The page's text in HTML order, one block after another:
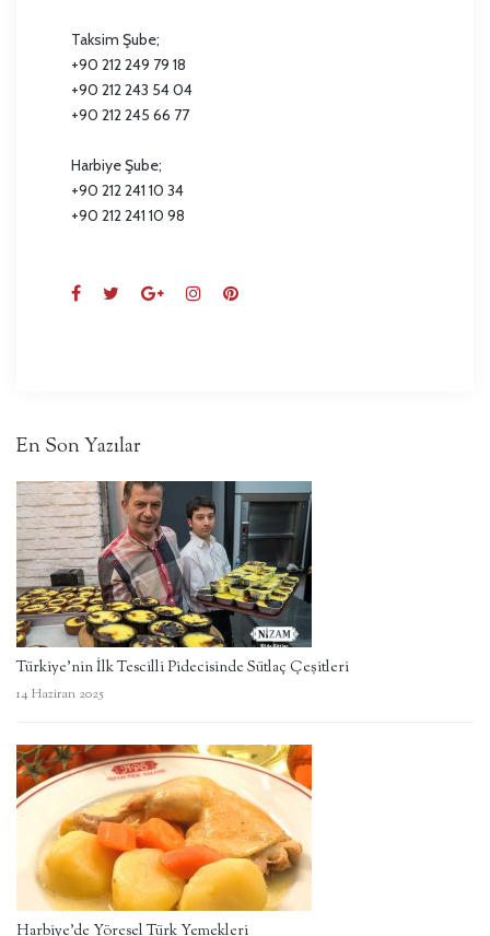
Taksim Şube;
+90 212 249 79 18
+90 212 243 54 04
+90 212 245 66 77
Harbiye Şube;
+90 212 241 10 34
+90 212 241 10 98
En Son Yazılar
Türkiye’nin İlk Tescilli Pidecisinde Sütlaç Çeşitleri
14 Haziran 2025
Harbiye’de Yöresel Türk Yemekleri